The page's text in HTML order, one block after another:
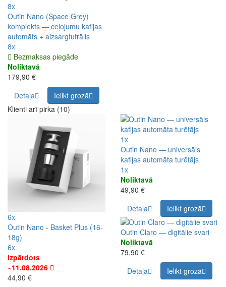
8x
Outin Nano (Space Grey)
komplekts — ceļojumu kafijas
automāts + aizsargfutrālis
8x
Bezmaksas piegāde
Noliktavā
179,90 €
Detaļa
Ielikt grozā
Klienti arī pirka (10)
6x
Outin Nano - Basket Plus (16-
18g)
6x
Izpārdots
~11.08.2026
44,90 €
1x
Outin Nano — universāls
kafijas automāta turētājs
1x
Noliktavā
49,90 €
Detaļa
Ielikt grozā
Outin Claro — digitālie svari
Noliktavā
79,90 €
Detaļa
Ielikt grozā